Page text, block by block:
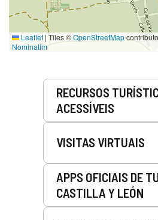
Leaflet | Tiles ©OpenStreetMap
Nominatim
RECURSOS
ACESSÍVEIS
VISITAS VIRTUAIS
APPS OFICIAIS DE
CASTILLA Y LEÓN